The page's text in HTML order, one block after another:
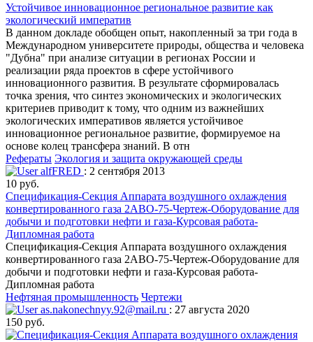
Устойчивое инновационное региональное развитие как
экологический императив
В данном докладе обобщен опыт, накопленный за три года в
Международном университете природы, общества и человека
"Дубна" при анализе ситуации в регионах России и
реализации ряда проектов в сфере устойчивого
инновационного развития. В результате сформировалась
точка зрения, что синтез экономических и экологических
критериев приводит к тому, что одним из важнейших
экологических императивов является устойчивое
инновационное региональное развитие, формируемое на
основе колец трансфера знаний. В отн
Рефераты Экология и защита окружающей среды
alfFRED : 2 сентября 2013
10 руб.
Спецификация-Секция Аппарата воздушного охлаждения
конвертированного газа 2АВО-75-Чертеж-Оборудование для
добычи и подготовки нефти и газа-Курсовая работа-
Дипломная работа
Спецификация-Секция Аппарата воздушного охлаждения
конвертированного газа 2АВО-75-Чертеж-Оборудование для
добычи и подготовки нефти и газа-Курсовая работа-
Дипломная работа
Нефтяная промышленность Чертежи
as.nakonechnyy.92@mail.ru : 27 августа 2020
150 руб.